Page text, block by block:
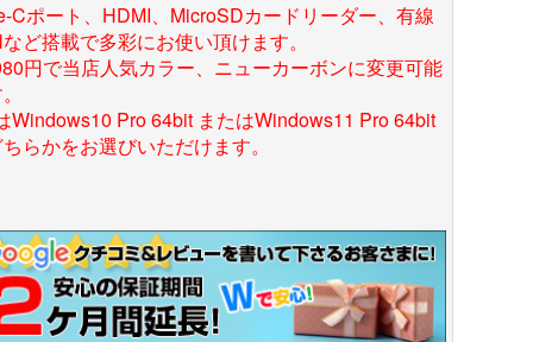
Cポート、HDMI、MicroSDカードリーダー、有線
ど搭載で多彩にお使い頂けます。
円で当店人気カラー、ニューカーボンに変更可能
Windows10 Pro 64bit またはWindows11 Pro 64bit
らかをお選びいただけます。